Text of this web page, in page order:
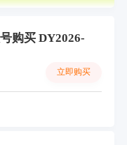
购买 DY2026-
立即购买